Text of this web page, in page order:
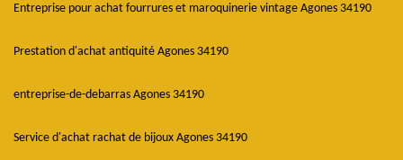
Entreprise pour achat fourrures et maroquinerie vintage Agones 34190
Prestation d'achat antiquité Agones 34190
entreprise-de-debarras Agones 34190
Service d'achat rachat de bijoux Agones 34190